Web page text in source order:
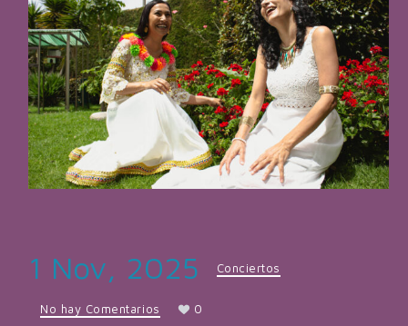
1 Nov, 2025 Conciertos
No hay Comentarios 0